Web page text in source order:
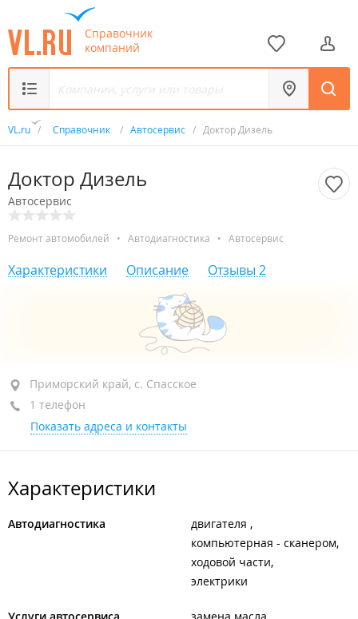
Справочник
компаний
VL.ru / Справочник / Автосервис / Доктор Дизель
Доктор Дизель
Автосервис
Ремонт автомобилей • Автодиагностика • Автосервис
Характеристики Описание Отзывы 2
Приморский край, с. Спасское, ул. Спасская, 121
+7 924 266-70-84
открыто: 09:00–18:00
Приморский край, с. Спасское
1 телефон
Показать адреса и контакты
Характеристики
Автодиагностика
двигателя
компьютерная - сканером
ходовой части
электрики